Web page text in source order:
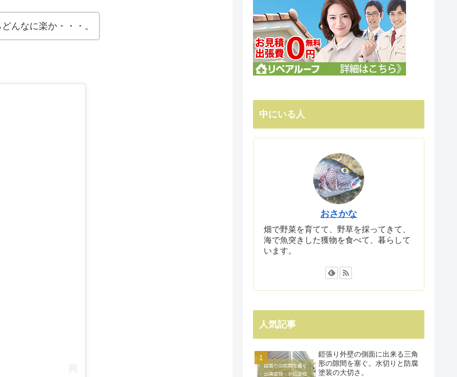
んなに楽か・・・。
中にいる人
おさかな
畑で野菜を育てて、野草を採ってきて、
海で魚突きした獲物を食べて、暮らして
います。
人気記事
鎧張り外壁の側面に出来る三角
形の隙間を塞ぐ。水切りと防腐
塗装の大切さ。